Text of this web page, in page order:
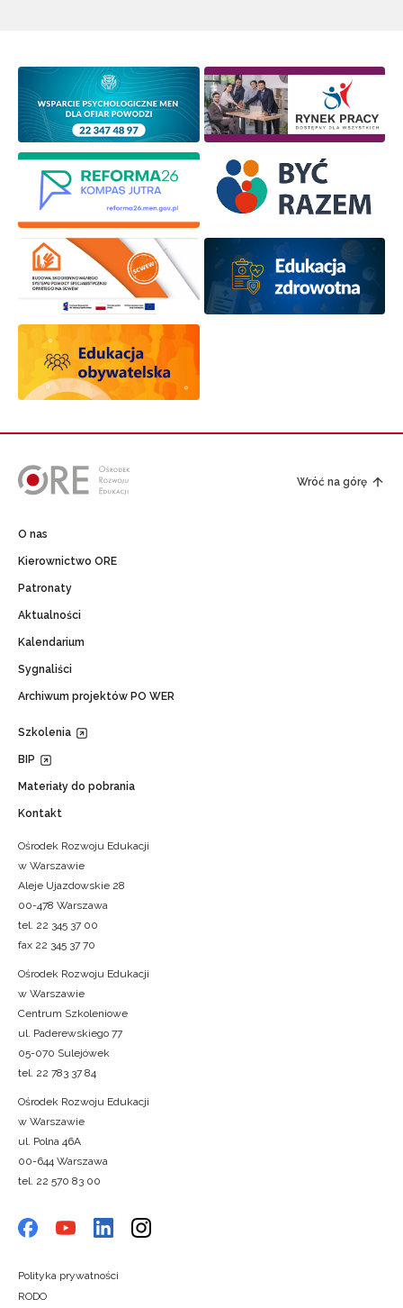
Wróć na górę
O nas
Kierownictwo ORE
Patronaty
Aktualności
Kalendarium
Sygnaliści
Archiwum projektów PO WER
Szkolenia
BIP
Materiały do pobrania
Kontakt
Ośrodek Rozwoju Edukacji
w Warszawie
Aleje Ujazdowskie 28
00-478 Warszawa
tel. 22 345 37 00
fax 22 345 37 70
Ośrodek Rozwoju Edukacji
w Warszawie
Centrum Szkoleniowe
ul. Paderewskiego 77
05-070 Sulejówek
tel. 22 783 37 84
Ośrodek Rozwoju Edukacji
w Warszawie
ul. Polna 46A
00-644 Warszawa
tel. 22 570 83 00
Polityka prywatności
RODO